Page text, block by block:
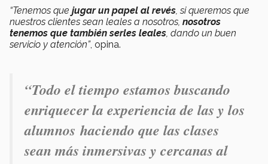
“Tenemos que jugar un papel al revés, si queremos que
nuestros clientes sean leales a nosotros, nosotros
tenemos que también serles leales, dando un buen
servicio y atención”, opina.
“Todo el tiempo estamos buscando
enriquecer la experiencia de las y los
alumnos haciendo que las clases
sean más inmersivas y cercanas al